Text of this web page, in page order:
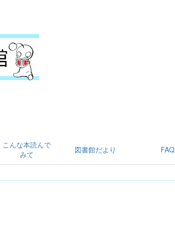
こんな本読んで
みて
図書館だより FAQ